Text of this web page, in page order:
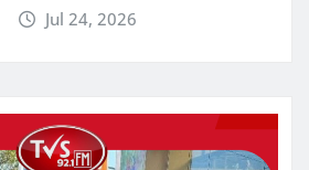
Jul 24, 2026